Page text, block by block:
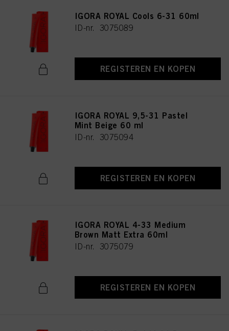
IGORA ROYAL Cools 6-31 60ml
ID-nr. 3075089
REGISTEREN EN KOPEN
IGORA ROYAL 9,5-31 Pastel
Mint Beige 60 ml
ID-nr. 3075094
REGISTEREN EN KOPEN
IGORA ROYAL 4-33 Medium
Brown Matt Extra 60ml
ID-nr. 3075079
REGISTEREN EN KOPEN